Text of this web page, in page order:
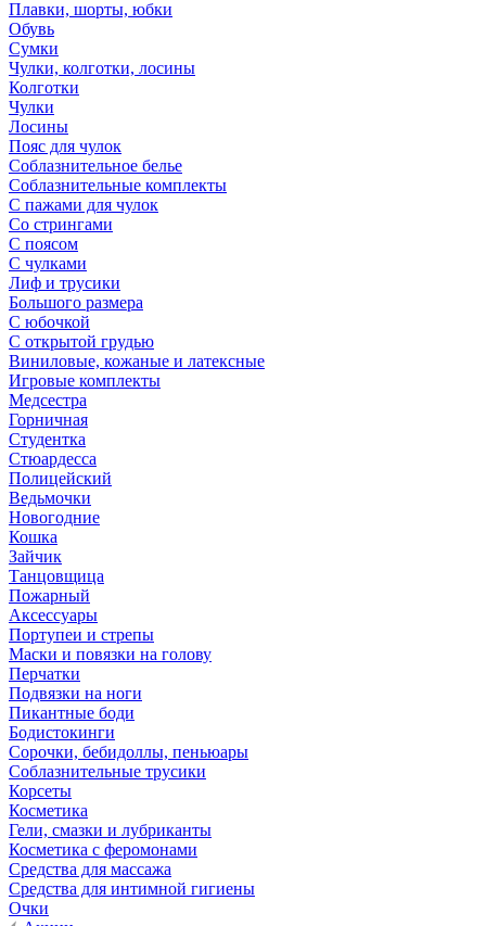
Плавки, шорты, юбки
Обувь
Сумки
Чулки, колготки, лосины
Колготки
Чулки
Лосины
Пояс для чулок
Соблазнительное белье
Соблазнительные комплекты
С пажами для чулок
Со стрингами
С поясом
С чулками
Лиф и трусики
Большого размера
С юбочкой
С открытой грудью
Виниловые, кожаные и латексные
Игровые комплекты
Медсестра
Горничная
Студентка
Стюардесса
Полицейский
Ведьмочки
Новогодние
Кошка
Зайчик
Танцовщица
Пожарный
Аксессуары
Портупеи и стрепы
Маски и повязки на голову
Перчатки
Подвязки на ноги
Пикантные боди
Бодистокинги
Сорочки, бебидоллы, пеньюары
Соблазнительные трусики
Корсеты
Косметика
Гели, смазки и лубриканты
Косметика с феромонами
Средства для массажа
Средства для интимной гигиены
Очки